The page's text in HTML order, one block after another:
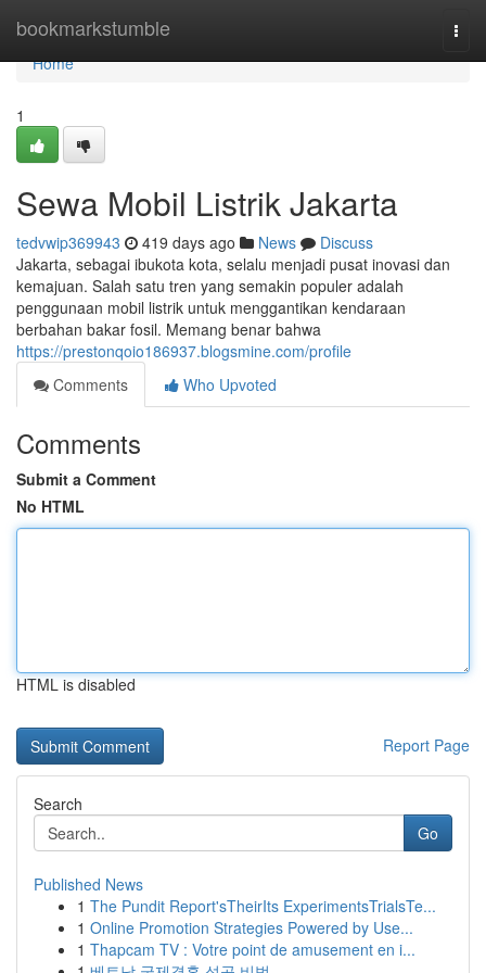
bookmarkstumble
Home
Home
1
Sewa Mobil Listrik Jakarta
tedvwip369943 419 days ago News
Discuss
Jakarta, sebagai ibukota kota, selalu menjadi pusat inovasi dan
kemajuan. Salah satu tren yang semakin populer adalah
penggunaan mobil listrik untuk menggantikan kendaraan
berbahan bakar fosil. Memang benar bahwa
https://prestonqoio186937.blogsmine.com/profile
Comments
Who Upvoted
Comments
Submit a Comment
No HTML
HTML is disabled
Report Page
Search
Go
Published News
1 The Pundit Report'sTheirIts ExperimentsTrialsTe...
1 Online Promotion Strategies Powered by Use...
1 Thapcam TV : Votre point de amusement en i...